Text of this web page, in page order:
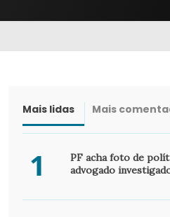
Mais lidas Mais
1
PF acha foto de
advogado